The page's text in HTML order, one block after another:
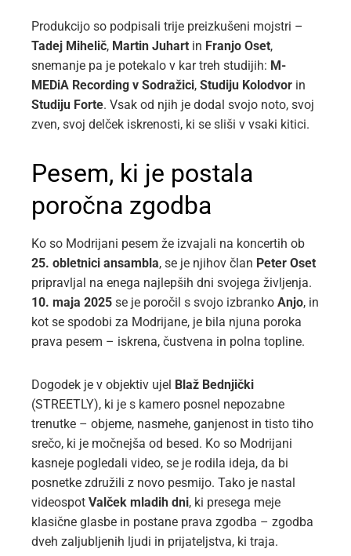
Produkcijo so podpisali trije preizkušeni mojstri –
Tadej Mihelič, Martin Juhart in Franjo Oset,
snemanje pa je potekalo v kar treh studijih: M-
MEDiA Recording v Sodražici, Studiju Kolodvor in
Studiju Forte. Vsak od njih je dodal svojo noto, svoj
zven, svoj delček iskrenosti, ki se sliši v vsaki kitici.
Pesem, ki je postala
poročna zgodba
Ko so Modrijani pesem že izvajali na koncertih ob
25. obletnici ansambla, se je njihov član Peter Oset
pripravljal na enega najlepših dni svojega življenja.
10. maja 2025 se je poročil s svojo izbranko Anjo, in
kot se spodobi za Modrijane, je bila njuna poroka
prava pesem – iskrena, čustvena in polna topline.
Dogodek je v objektiv ujel Blaž Bednjički
(STREETLY), ki je s kamero posnel nepozabne
trenutke – objeme, nasmehe, ganjenost in tisto tiho
srečo, ki je močnejša od besed. Ko so Modrijani
kasneje pogledali video, se je rodila ideja, da bi
posnetke združili z novo pesmijo. Tako je nastal
videospot Valček mladih dni, ki presega meje
klasične glasbe in postane prava zgodba – zgodba
dveh zaljubljenih ljudi in prijateljstva, ki traja.